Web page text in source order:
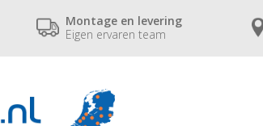
Montage en levering
Eigen ervaren team